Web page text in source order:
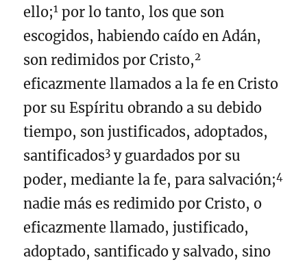
ello;1 por lo tanto, los que son
escogidos, habiendo caído en Adán,
son redimidos por Cristo,2
eficazmente llamados a la fe en Cristo
por su Espíritu obrando a su debido
tiempo, son justificados, adoptados,
santificados3 y guardados por su
poder, mediante la fe, para salvación;4
nadie más es redimido por Cristo, o
eficazmente llamado, justificado,
adoptado, santificado y salvado, sino